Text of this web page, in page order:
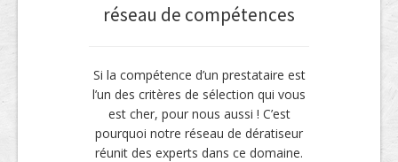
réseau de compétences
Si la compétence d’un prestataire est
l’un des critères de sélection qui vous
est cher, pour nous aussi ! C’est
pourquoi notre réseau de dératiseur
réunit des experts dans ce domaine.